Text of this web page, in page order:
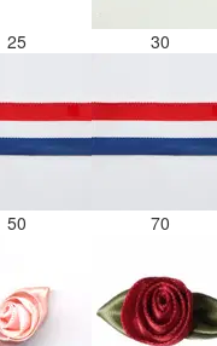
25 30
50 70